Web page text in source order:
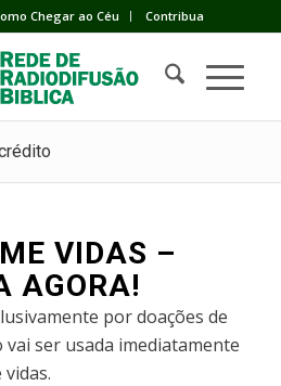
Chegar ao Céu Contribua
VIDAS –
AGORA!
por doações de
vai ser usada imediatamente